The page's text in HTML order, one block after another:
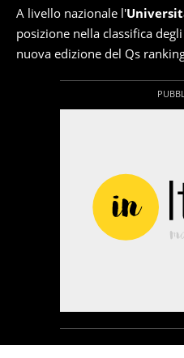
A livello nazionale l'
posizione nella classifica
nuova edizione del Qs